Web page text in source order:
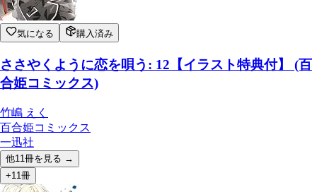
気になる 購入済み
ささやくように恋を唄う: 12【イラスト特典付】 (百
合姫コミックス)
竹嶋 えく
百合姫コミックス
一迅社
他11冊を見る →
+11冊